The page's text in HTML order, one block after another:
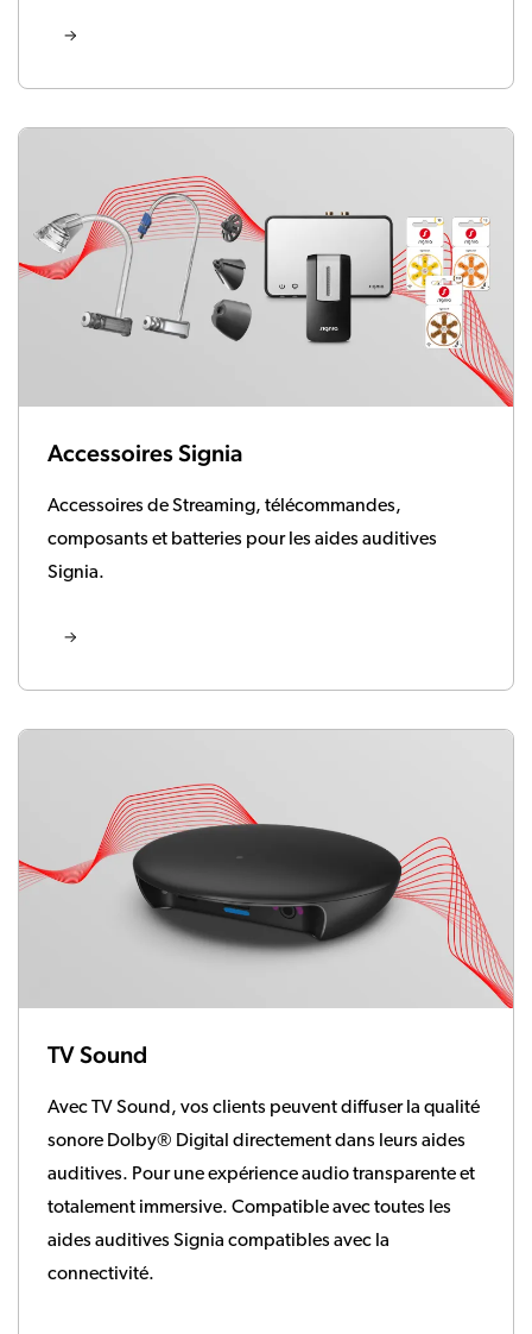
Accessoires Signia
Accessoires de Streaming, télécommandes,
composants et batteries pour les aides auditives
Signia.
TV Sound
Avec TV Sound, vos clients peuvent diffuser la qualité
sonore Dolby® Digital directement dans leurs aides
auditives. Pour une expérience audio transparente et
totalement immersive. Compatible avec toutes les
aides auditives Signia compatibles avec la
connectivité.